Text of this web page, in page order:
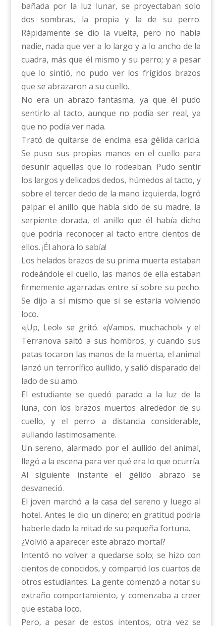
bañada por la luz lunar, se proyectaban solo
dos sombras, la propia y la de su perro.
Rápidamente se dio la vuelta, pero no había
nadie, nada que ver a lo largo y a lo ancho de la
cuadra, más que él mismo y su perro; y a pesar
que lo sintió, no pudo ver los frígidos brazos
que se abrazaron a su cuello.
No era un abrazo fantasma, ya que él pudo
sentirlo al tacto, aunque no podía ser real, ya
que no podía ver nada.
Trató de quitarse de encima esa gélida caricia.
Se puso sus propias manos en el cuello para
desunir aquellas que lo rodeaban. Pudo sentir
los largos y delicados dedos, húmedos al tacto, y
sobre el tercer dedo de la mano izquierda, logró
palpar el anillo que había sido de su madre, la
serpiente dorada, el anillo que él había dicho
que podría reconocer al tacto entre cientos de
ellos. ¡Él ahora lo sabía!
Los helados brazos de su prima muerta estaban
rodeándole el cuello, las manos de ella estaban
firmemente agarradas entre sí sobre su pecho.
Se dijo a sí mismo que si se estaría volviendo
loco.
«¡Up, Leo!» se gritó. «¡Vamos, muchacho!» y el
Terranova saltó a sus hombros, y cuando sus
patas tocaron las manos de la muerta, el animal
lanzó un terrorífico aullido, y salió disparado del
lado de su amo.
El estudiante se quedó parado a la luz de la
luna, con los brazos muertos alrededor de su
cuello, y el perro a distancia considerable,
aullando lastimosamente.
Un sereno, alarmado por el aullido del animal,
llegó a la escena para ver qué era lo que ocurría.
Al siguiente instante el gélido abrazo se
desvaneció.
El joven marchó a la casa del sereno y luego al
hotel. Antes le dio un dinero; en gratitud podría
haberle dado la mitad de su pequeña fortuna.
¿Volvió a aparecer este abrazo mortal?
Intentó no volver a quedarse solo; se hizo con
cientos de conocidos, y compartió los cuartos de
otros estudiantes. La gente comenzó a notar su
extraño comportamiento, y comenzaba a creer
que estaba loco.
Pero, a pesar de estos intentos, otra vez se